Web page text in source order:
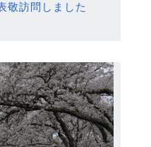
敬訪問しました